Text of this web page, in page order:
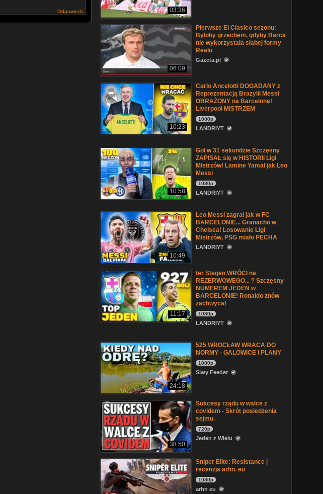
Odpowiedz 03:36
06:09
Pierwsze El Clasico sezonu:
Byłoby grzechem, gdyby Barca
nie wykorzystała słabej formy
Realu
Gazeta.pl
10:23
Carlo Ancelotti DOGADANY z
Reprezentacją Brazylii Messi
OBRAŻONY na Barcelonę!
Liverpool MISTRZEM
1080p
LANDRIYT
10:58
Gol w 31 sekundzie Szczęsny
ZAPISAŁ się w HISTORII Ligi
Mistrzów! Lamine Yamal jak Leo
Messi
1080p
LANDRIYT
10:49
Leo Messi zagrał jak w FC
BARCELONIE... Granacho w
Chelsea! Losowanie Ligi
Mistrzów, PSG miało PECHA
LANDRIYT
11:17
ter Stegen WRÓCI na
REZERWOWEGO... ? Szczęsny
NUMEREM JEDEN w
BARCELONIE! Ronaldo znów
zachwyca!
1080p
LANDRIYT
24:18
525 WROCŁAW WRACA DO
NORMY - GALOWICE I PLANY
1080p
Siwy Feeder
38:50
Sukcesy rządu w walce z
covidem - Skrót posiedzenia
sejmu.
720p
Jeden z Wielu
Sniper Elite: Resistance |
recenzja arhn. eu
1080p
arhn eu